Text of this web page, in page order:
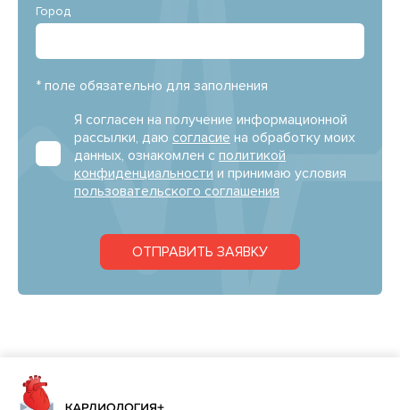
Город
* поле обязательно для заполнения
Я согласен на получение информационной
рассылки, даю согласие на обработку моих
данных, ознакомлен с политикой
конфиденциальности и принимаю условия
пользовательского соглашения
ОТПРАВИТЬ ЗАЯВКУ